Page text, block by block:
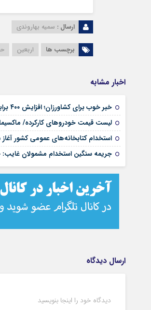
ارسال : سمیه بهاروندی
برچسب ها اربعین
اخبار مشابه
خبر خوب برای کشاورزان؛ افزایش ۴۰۰ برابری برق لغو شد / چگونه قبوض اصلاح می‌شود؟
لیست قیمت خودروهای کارکرده/ ماکسیما،
استخدام کتابخانه‌های عمومی کشور
جریمه سنگین استخدام مشمولان
ارسال دیدگاه
دیدگاه خود را اینجا بنویسید